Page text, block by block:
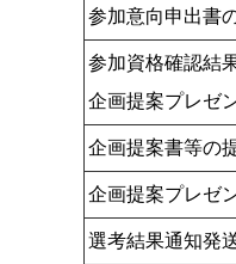
参加意向申出書
参加資格確認結
企画提案プレゼ
企画提案書等の
企画提案プレゼ
選考結果通知発